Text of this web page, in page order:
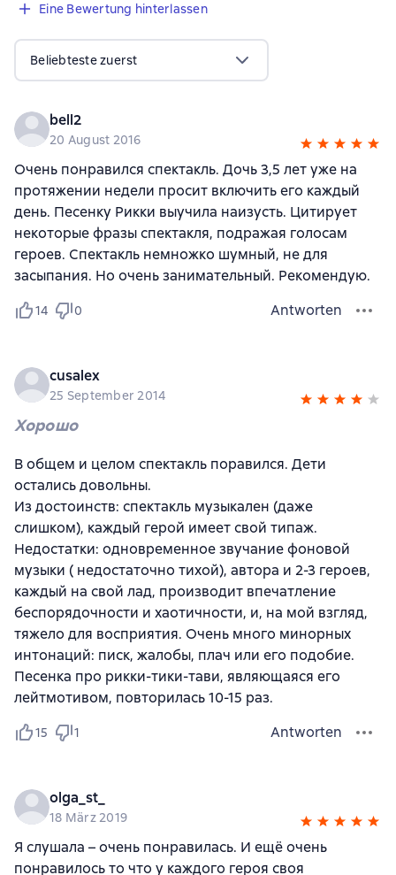
Eine Bewertung hinterlassen
Beliebteste zuerst
bell2
20 August 2016
Очень понравился спектакль. Дочь 3,5 лет уже на
протяжении недели просит включить его каждый
день. Песенку Рикки выучила наизусть. Цитирует
некоторые фразы спектакля, подражая голосам
героев. Спектакль немножко шумный, не для
засыпания. Но очень занимательный. Рекомендую.
14 0 Antworten
cusalex
25 September 2014
Хорошо
В общем и целом спектакль поравился. Дети
остались довольны.
Из достоинств: спектакль музыкален (даже
слишком), каждый герой имеет свой типаж.
Недостатки: одновременное звучание фоновой
музыки ( недостаточно тихой), автора и 2-3 героев,
каждый на свой лад, производит впечатление
беспорядочности и хаотичности, и, на мой взгляд,
тяжело для восприятия. Очень много минорных
интонаций: писк, жалобы, плач или его подобие.
Песенка про рикки-тики-тави, являющаяся его
лейтмотивом, повторилась 10-15 раз.
15 1 Antworten
olga_st_
18 März 2019
Я слушала – очень понравилась. И ещё очень
понравилось то что у каждого героя своя